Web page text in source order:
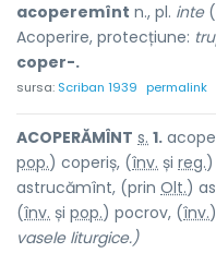
acoperemînt n., pl. inte
Acoperire, protecțiune:
coper-.
sursa: Scriban 1939 permalink
ACOPERĂMÎNT s. 1.
pop.) coperiș, (înv. și reg.
astrucămînt, (prin Olt.)
(înv. și pop.) pocrov, (înv.
vasele liturgice.)